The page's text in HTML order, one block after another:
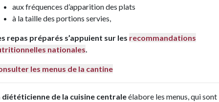
aux fréquences d’apparition des plats
à la taille des portions servies,
repas préparés s’appuient sur les recommandations
nationales.
les menus de la cantine
diététicienne de la cuisine centraleélabore les menus, qui sont